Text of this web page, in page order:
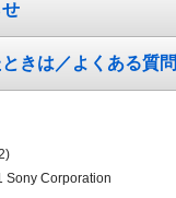
ときは／よくある質問
Sony Corporation